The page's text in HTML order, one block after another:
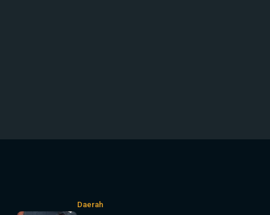
Daerah